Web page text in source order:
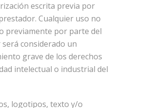
escrita previa por
Cualquier uso no
previamente por parte del
considerado un
grave de los derechos
intelectual o industrial del
logotipos, texto y/o